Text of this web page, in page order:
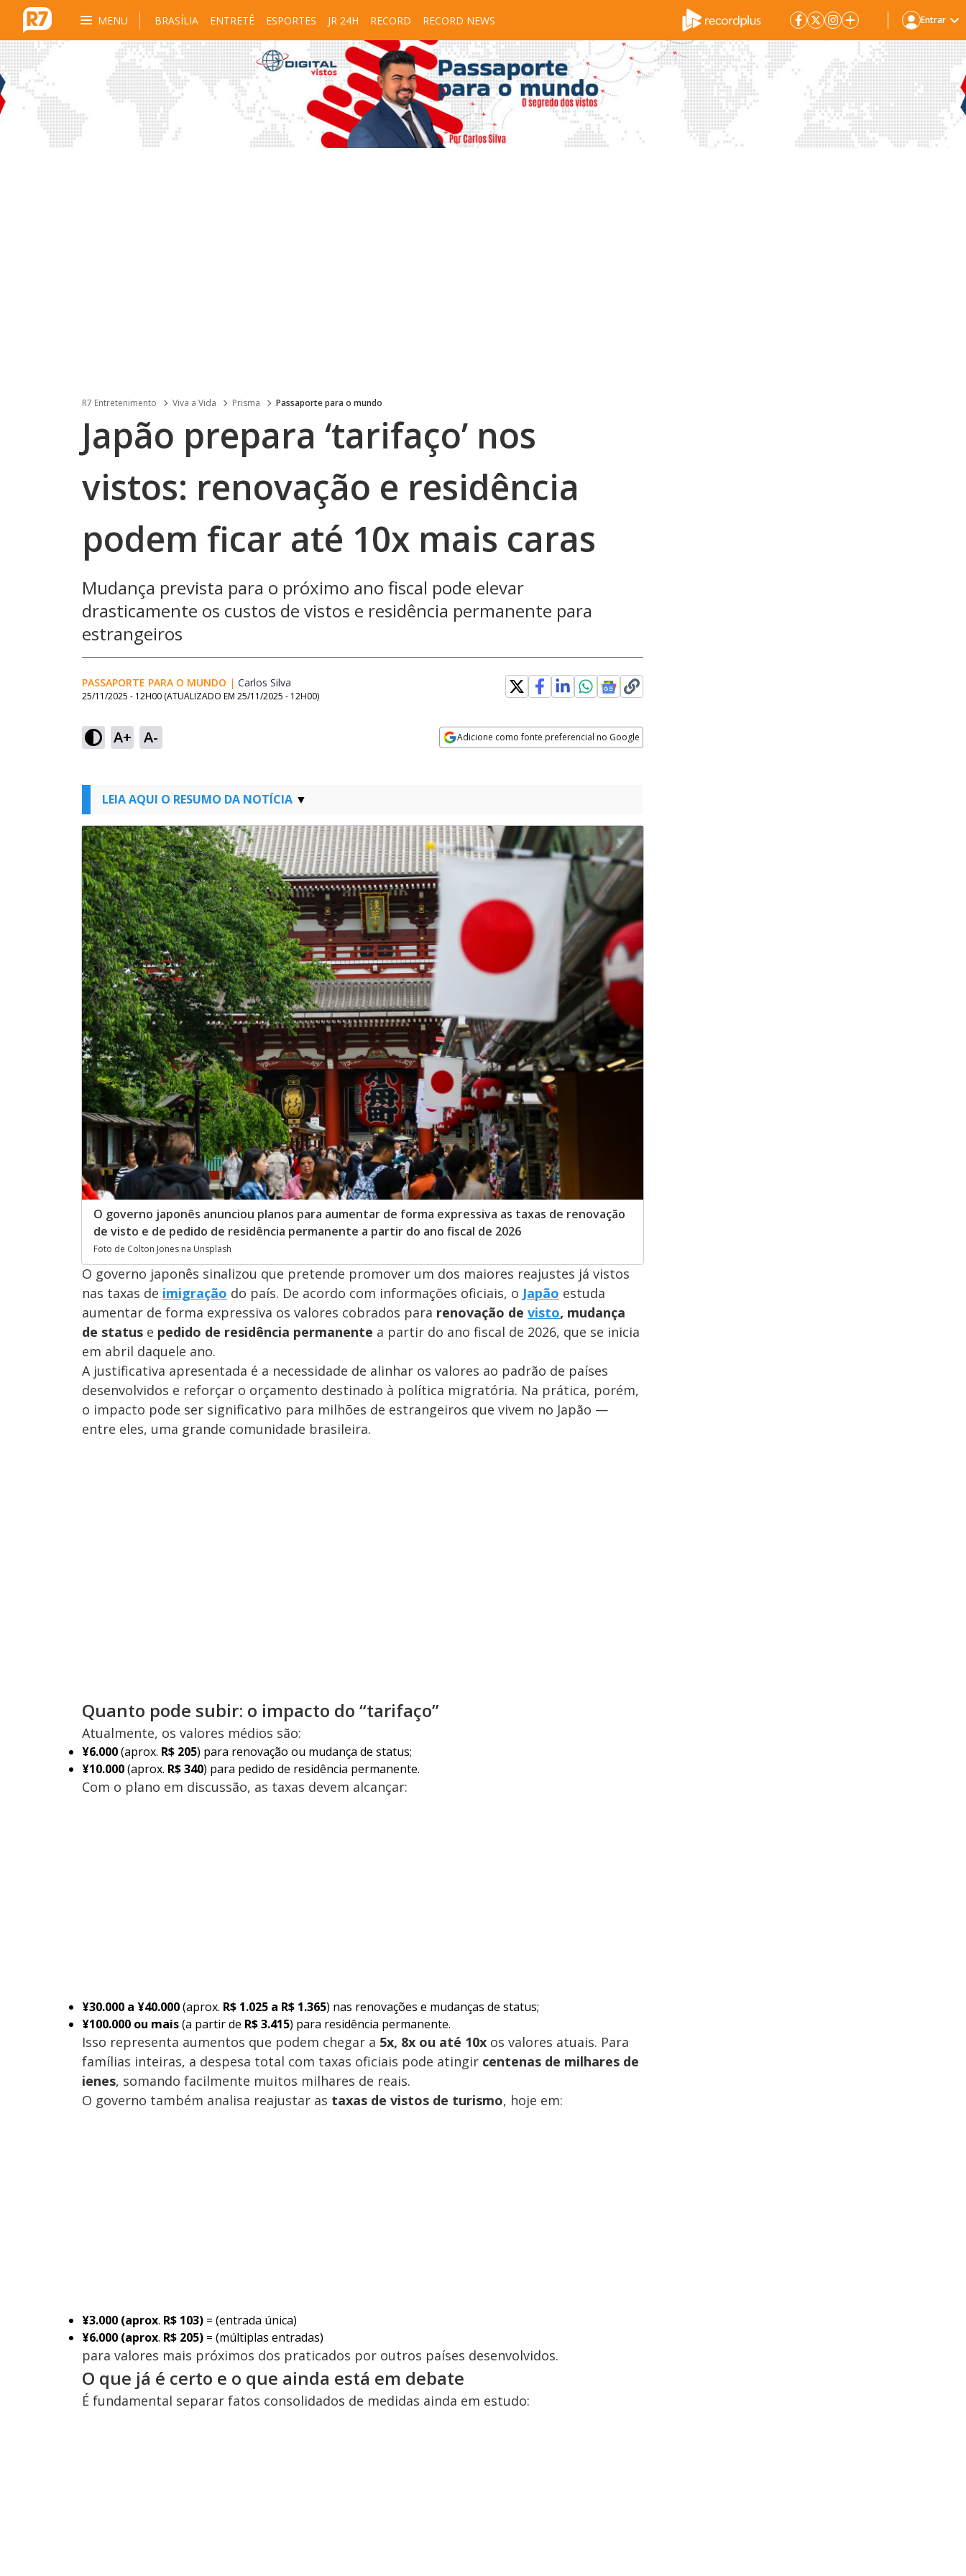
MENU BRASÍLIA ENTRETÊ ESPORTES JR 24H RECORD RECORD NEWS Entrar
R7 Entretenimento Viva a Vida Prisma Passaporte para o mundo
Japão prepara ‘tarifaço’ nos
vistos: renovação e residência
podem ficar até 10x mais caras
Mudança prevista para o próximo ano fiscal pode elevar
drasticamente os custos de vistos e residência permanente para
estrangeiros
PASSAPORTE PARA O MUNDO | Carlos Silva
25/11/2025 - 12H00 (ATUALIZADO EM 25/11/2025 - 12H00)
A+ A- Adicione como fonte preferencial no Google
LEIA AQUI O RESUMO DA NOTÍCIA
O governo japonês anunciou planos para aumentar de forma expressiva as taxas de renovação
de visto e de pedido de residência permanente a partir do ano fiscal de 2026
Foto de Colton Jones na Unsplash
O governo japonês sinalizou que pretende promover um dos maiores reajustes já vistos
nas taxas de imigração do país. De acordo com informações oficiais, o Japão estuda
aumentar de forma expressiva os valores cobrados para renovação de visto, mudança
de status e pedido de residência permanente a partir do ano fiscal de 2026, que se inicia
em abril daquele ano.
A justificativa apresentada é a necessidade de alinhar os valores ao padrão de países
desenvolvidos e reforçar o orçamento destinado à política migratória. Na prática, porém,
o impacto pode ser significativo para milhões de estrangeiros que vivem no Japão —
entre eles, uma grande comunidade brasileira.
Quanto pode subir: o impacto do “tarifaço”
Atualmente, os valores médios são:
¥6.000(aprox. R$ 205) para renovação ou mudança de status;
¥10.000(aprox. R$ 340) para pedido de residência permanente.
Com o plano em discussão, as taxas devem alcançar:
¥30.000 a ¥40.000(aprox. R$ 1.025 a R$ 1.365) nas renovações e mudanças de status;
¥100.000 ou mais(a partir de R$ 3.415) para residência permanente.
Isso representa aumentos que podem chegar a 5x, 8x ou até 10x os valores atuais. Para
famílias inteiras, a despesa total com taxas oficiais pode atingir centenas de milhares de
ienes, somando facilmente muitos milhares de reais.
O governo também analisa reajustar as taxas de vistos de turismo, hoje em:
¥3.000 (aprox. R$ 103) = (entrada única)
¥6.000 (aprox. R$ 205) = (múltiplas entradas)
para valores mais próximos dos praticados por outros países desenvolvidos.
O que já é certo e o que ainda está em debate
É fundamental separar fatos consolidados de medidas ainda em estudo: